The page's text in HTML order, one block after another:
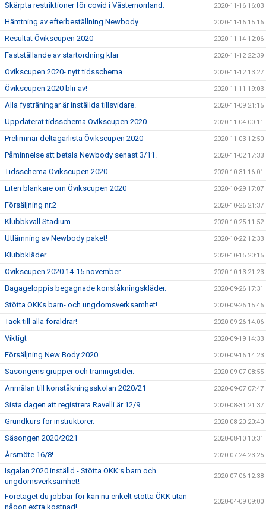
Skärpta restriktioner för covid i Västernorrland. 2020-11-16 16:03
Hämtning av efterbeställning Newbody 2020-11-16 15:16
Resultat Övikscupen 2020 2020-11-14 12:06
Fastställande av startordning klar 2020-11-12 22:39
Övikscupen 2020- nytt tidsschema 2020-11-12 13:27
Övikscupen 2020 blir av! 2020-11-11 19:03
Alla fysträningar är inställda tillsvidare. 2020-11-09 21:15
Uppdaterat tidsschema Övikscupen 2020 2020-11-04 00:11
Preliminär deltagarlista Övikscupen 2020 2020-11-03 12:50
Påminnelse att betala Newbody senast 3/11. 2020-11-02 17:33
Tidsschema Övikscupen 2020 2020-10-31 16:01
Liten blänkare om Övikscupen 2020 2020-10-29 17:07
Försäljning nr.2 2020-10-26 21:37
Klubbkväll Stadium 2020-10-25 11:52
Utlämning av Newbody paket! 2020-10-22 12:33
Klubbkläder 2020-10-15 20:15
Övikscupen 2020 14-15 november 2020-10-13 21:23
Bagageloppis begagnade konståkningskläder. 2020-09-26 17:31
Stötta ÖKKs barn- och ungdomsverksamhet! 2020-09-26 15:46
Tack till alla föräldrar! 2020-09-26 14:06
Viktigt 2020-09-19 14:33
Försäljning New Body 2020 2020-09-16 14:23
Säsongens grupper och träningstider. 2020-09-07 08:55
Anmälan till konståkningsskolan 2020/21 2020-09-07 07:47
Sista dagen att registrera Ravelli är 12/9. 2020-08-31 21:37
Grundkurs för instruktörer. 2020-08-20 20:40
Säsongen 2020/2021 2020-08-10 10:31
Årsmöte 16/8! 2020-07-24 23:25
Isgalan 2020 inställd - Stötta ÖKK:s barn och
ungdomsverksamhet!
2020-07-06 12:38
Företaget du jobbar för kan nu enkelt stötta ÖKK utan
någon extra kostnad!
2020-04-09 09:00